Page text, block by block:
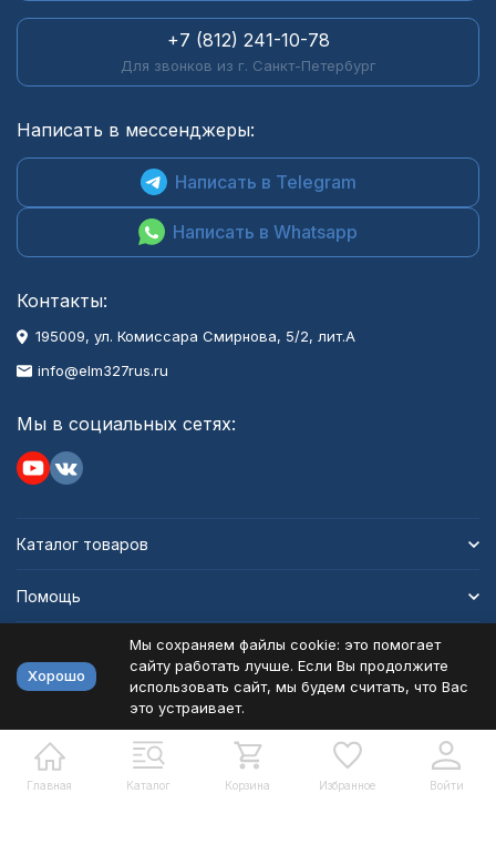
Главная Каталог Корзина Избранное Войти
+7 (812) 241-10-78
Для звонков из г. Санкт-Петербург
Написать в мессенджеры:
Написать в Telegram
Написать в Whatsapp
Контакты:
195009, ул. Комиссара Смирнова, 5/2, лит.А
info@elm327rus.ru
Мы в социальных сетях:
Каталог товаров
Помощь
Политика персональных данных
Разработано в bodysite.ru
Хорошо
Мы сохраняем файлы cookie: это помогает
сайту работать лучше. Если Вы продолжите
использовать сайт, мы будем считать, что Вас
это устраивает.